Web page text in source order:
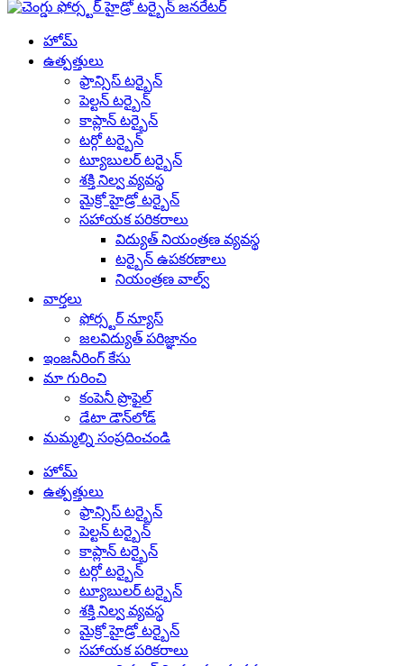
హోమ్
ఉత్పత్తులు
ఫ్రాన్సిస్ టర్బైన్
పెల్టన్ టర్బైన్
కాప్లాన్ టర్బైన్
టర్గో టర్బైన్
ట్యూబులర్ టర్బైన్
శక్తి నిల్వ వ్యవస్థ
మైక్రో హైడ్రో టర్బైన్
సహాయక పరికరాలు
విద్యుత్ నియంత్రణ వ్యవస్థ
టర్బైన్ ఉపకరణాలు
నియంత్రణ వాల్వ్
వార్తలు
ఫోర్స్టర్ న్యూస్
జలవిద్యుత్ పరిజ్ఞానం
ఇంజనీరింగ్ కేసు
మా గురించి
కంపెనీ ప్రొఫైల్
డేటా డౌన్‌లోడ్
మమ్మల్ని సంప్రదించండి
హోమ్
ఉత్పత్తులు
ఫ్రాన్సిస్ టర్బైన్
పెల్టన్ టర్బైన్
కాప్లాన్ టర్బైన్
టర్గో టర్బైన్
ట్యూబులర్ టర్బైన్
శక్తి నిల్వ వ్యవస్థ
మైక్రో హైడ్రో టర్బైన్
సహాయక పరికరాలు